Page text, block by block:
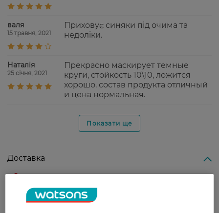
валя
15 травня, 2021
Приховує синяки під очима та
недоліки.
Наталія
25 січня, 2021
Прекрасно маскирует темные
круги, стойкость 10\10, ложится
хорошо. состав продукта отличный
и цена нормальная.
Показати ще
Доставка
У відділення Нової пошти - 99 грн,
безкоштовно від 699 грн